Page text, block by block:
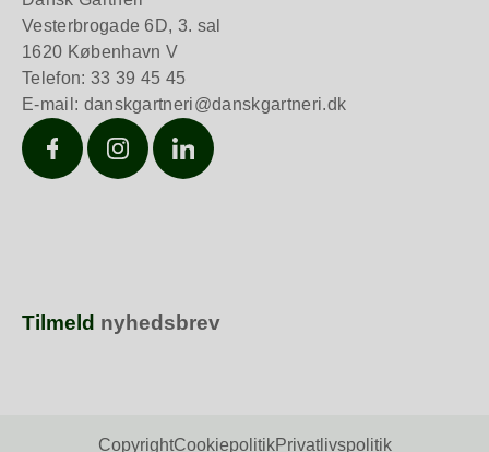
Vesterbrogade 6D, 3. sal
1620 København V
Telefon: 33 39 45 45
E-mail: danskgartneri@danskgartneri.dk
FacebookInstagramLinkedIn
Tilmeld nyhedsbrev
CopyrightCookiepolitikPrivatlivspolitik